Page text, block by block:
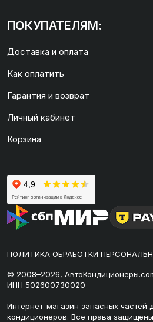
ПОКУПАТЕЛЯМ:
Доставка и оплата
Как оплатить
Гарантия и возврат
Личный кабинет
Корзина
ПОЛИТИКА ОБРАБОТКИ
© 2008–2026,
ИНН 502600730020
Интернет-магазин запасных частей
кондиционеров. Все права